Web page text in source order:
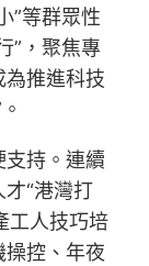
”等群眾性
”，聚焦專
推進科技
持。連續
“港灣打
工人技巧培
控、年夜